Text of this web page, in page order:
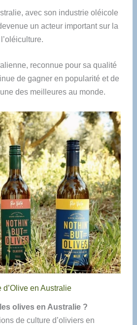
avec son industrie oléicole
un acteur important sur la
reconnue pour sa qualité
de gagner en popularité et de
des meilleures au monde.
en Australie
olives en Australie ?
de culture d’oliviers en